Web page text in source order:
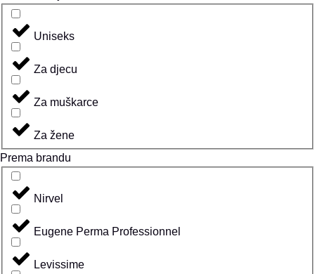
Uniseks
Za djecu
Za muškarce
Za žene
Prema brandu
Nirvel
Eugene Perma Professionnel
Levissime